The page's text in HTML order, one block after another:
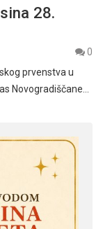
28.
0
prvenstva u
Novogradiščane…